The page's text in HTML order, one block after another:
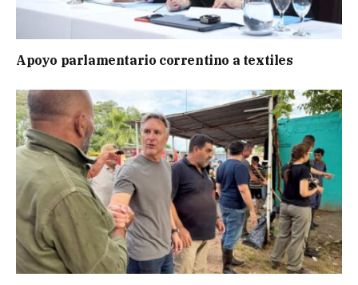
Apoyo parlamentario correntino a textiles